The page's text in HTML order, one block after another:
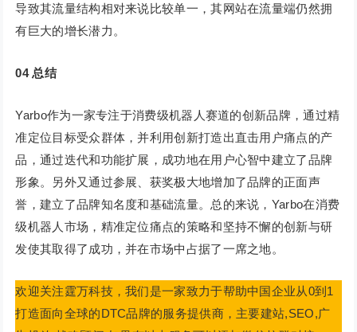
导致其流量结构相对来说比较单一，其网站在流量端仍然拥
有巨大的增长潜力。
04 总结
Yarbo作为一家专注于消费级机器人赛道的创新品牌，通过精
准定位目标受众群体，并利用创新打造出直击用户痛点的产
品，通过迭代和功能扩展，成功地在用户心智中建立了品牌
形象。另外又通过参展、获奖极大地增加了品牌的正面声
誉，建立了品牌知名度和基础流量。总的来说，Yarbo在消费
级机器人市场，精准定位痛点的策略和坚持不懈的创新与研
发使其取得了成功，并在市场中占据了一席之地。
欢迎关注霆万科技，我们是一家致力于帮助中国企业从0到1
打造面向全球的DTC品牌的服务提供商，主要建站,SEO,广